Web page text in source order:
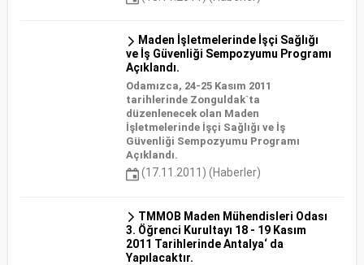
Maden İşletmelerinde İşçi Sağlığı
ve İş Güvenliği Sempozyumu Programı
Açıklandı.
Odamızca, 24-25 Kasım 2011
tarihlerinde Zonguldak`ta
düzenlenecek olan Maden
İşletmelerinde İşçi Sağlığı ve İş
Güvenliği Sempozyumu Programı
Açıklandı.
(17.11.2011) (Haberler)
TMMOB Maden Mühendisleri Odası
3. Öğrenci Kurultayı 18 - 19 Kasım
2011 Tarihlerinde Antalya‘ da
Yapılacaktır.